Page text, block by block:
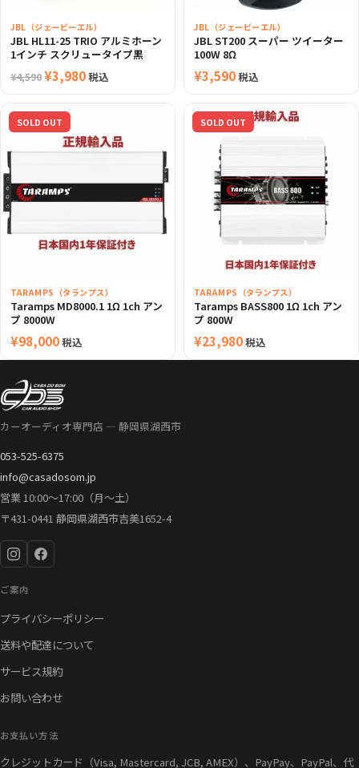
JBL（ジェービーエル）
JBL HL11-25 TRIO アルミホーン
1インチ スクリュータイプ黒
¥4,590元
価
格
は
で
た。
¥3,980現
価
格
す。
税込
JBL（ジェービーエル）
JBL ST200 スーパー ツイーター
100W 8Ω
¥3,590税込
SOLD OUT
TARAMPS（タランプス）
Taramps MD8000.1 1Ω 1ch アン
プ 8000W
¥98,000税込
SOLD OUT
TARAMPS（タランプス）
Taramps BASS800 1Ω 1ch アン
プ 800W
¥23,980税込
カーオーディオ専門店 — 静岡県湖西市
053-525-6375
info@casadosom.jp
営業 10:00〜17:00（月〜土）
〒431-0441 静岡県湖西市吉美1652-4
ご案内
プライバシーポリシー
送料や配達について
サービス規約
お問い合わせ
お支払い方法
クレジットカード（Visa, Mastercard, JCB, AMEX）、PayPay、PayPal、代